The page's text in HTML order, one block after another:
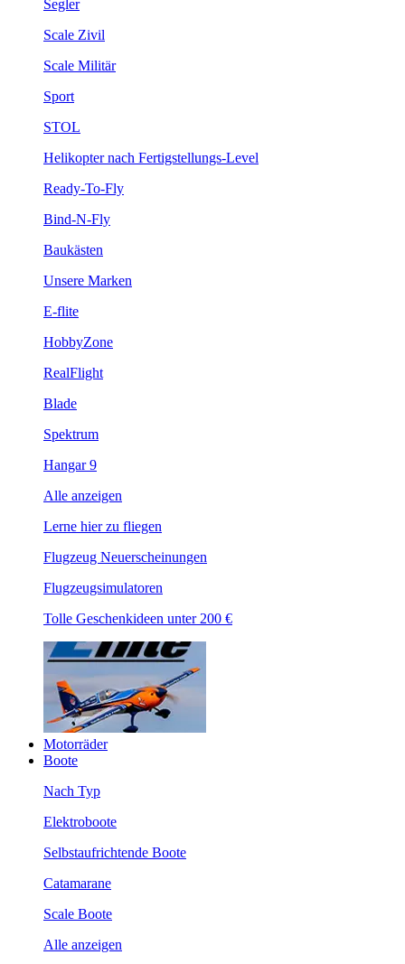
Segler
Scale Zivil
Scale Militär
Sport
STOL
Helikopter nach Fertigstellungs-Level
Ready-To-Fly
Bind-N-Fly
Baukästen
Unsere Marken
E-flite
HobbyZone
RealFlight
Blade
Spektrum
Hangar 9
Alle anzeigen
Lerne hier zu fliegen
Flugzeug Neuerscheinungen
Flugzeugsimulatoren
Tolle Geschenkideen unter 200 €
Motorräder
Boote
Nach Typ
Elektroboote
Selbstaufrichtende Boote
Catamarane
Scale Boote
Alle anzeigen